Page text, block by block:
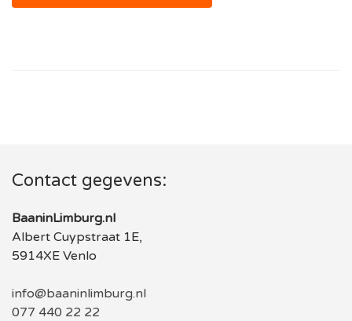
Contact gegevens:
BaaninLimburg.nl
Albert Cuypstraat 1E,
5914XE Venlo
info@baaninlimburg.nl
077 440 22 22